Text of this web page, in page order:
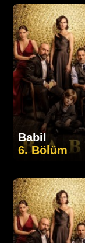
Babil
6. Bölüm